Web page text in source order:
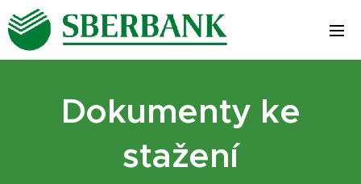
Dokumenty ke
stažení